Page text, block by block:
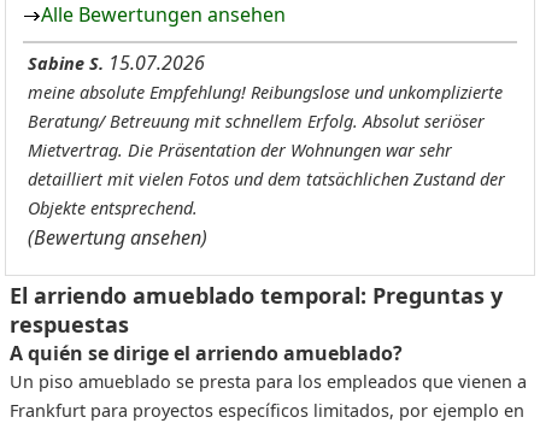
Alle Bewertungen ansehen
Sabine S. 15.07.2026
meine absolute Empfehlung! Reibungslose und unkomplizierte
Beratung/ Betreuung mit schnellem Erfolg. Absolut seriöser
Mietvertrag. Die Präsentation der Wohnungen war sehr
detailliert mit vielen Fotos und dem tatsächlichen Zustand der
Objekte entsprechend.
(Bewertung ansehen)
El arriendo amueblado temporal: Preguntas y
respuestas
A quién se dirige el arriendo amueblado?
Un piso amueblado se presta para los empleados que vienen a
Frankfurt para proyectos específicos limitados, por ejemplo en